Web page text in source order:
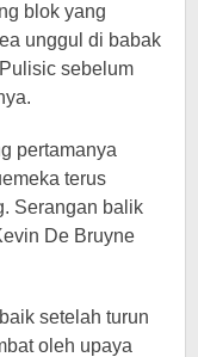
blok yang
unggul di babak
sebelum
pertamanya
terus
Serangan balik
De Bruyne
setelah turun
oleh upaya